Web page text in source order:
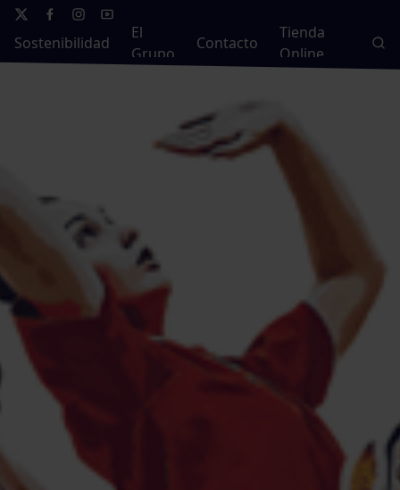
Sostenibilidad
El
Grupo
Contacto
Tienda
Online